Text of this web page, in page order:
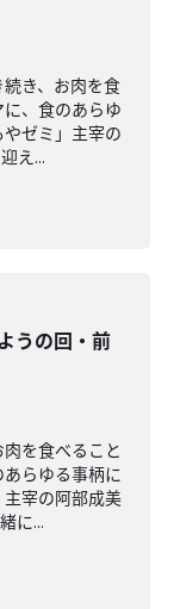
き、お肉を食
、食のあらゆ
ゼミ」主宰の
え...
うの回・前
を食べること
らゆる事柄に
宰の阿部成美
に...